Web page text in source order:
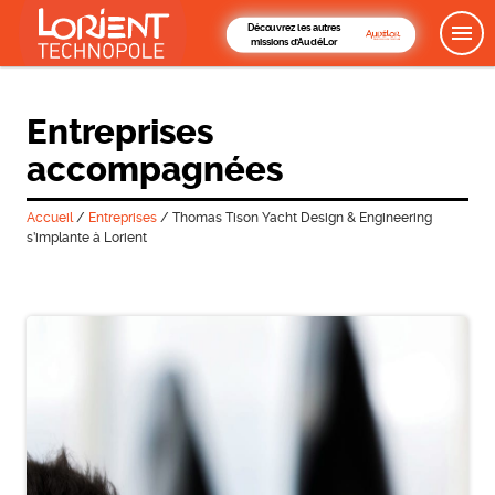
Découvrez les autres
missions d'AudéLor
Entreprises
accompagnées
Accueil/ Entreprises/ Thomas Tison Yacht Design & Engineering
s’implante à Lorient